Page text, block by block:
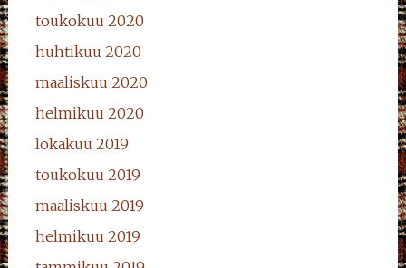
toukokuu 2020
huhtikuu 2020
maaliskuu 2020
helmikuu 2020
lokakuu 2019
toukokuu 2019
maaliskuu 2019
helmikuu 2019